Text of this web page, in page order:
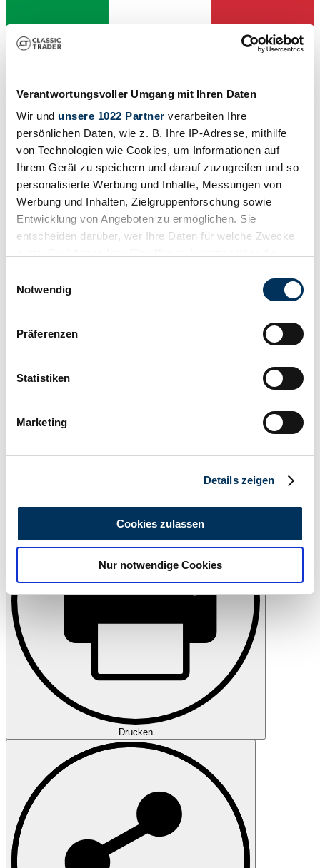
Verantwortungsvoller Umgang mit Ihren Daten
Wir und unsere 1022 Partner verarbeiten Ihre
persönlichen Daten, wie z. B. Ihre IP-Adresse, mithilfe
von Technologien wie Cookies, um Informationen auf
Ihrem Gerät zu speichern und darauf zuzugreifen und so
personalisierte Werbung und Inhalte, Messungen von
Werbung und Inhalten, Zielgruppenforschung sowie
Entwicklung von Angeboten zu ermöglichen. Sie
entscheiden darüber, wer Ihre Daten für welche Zwecke
Trigger Symbol ändern oder widerrufen
Informationen über Ihre geografische Lage
können
bestimmten Merkmalen (Fingerprinting) identifizieren
Erfahren Sie mehr darüber, wie Ihre persönlichen Daten
analysieren. Außerdem geben wir Informationen zu Ihrer
Verwendung unserer Website an unsere Partner für
soziale Medien, Werbung und Analysen weiter. Unsere
Partner führen diese Informationen möglicherweise mit
weiteren Daten zusammen, die Sie ihnen bereitgestellt
haben oder die sie im Rahmen Ihrer Nutzung der Dienste
gesammelt haben.
Notwendig
Präferenzen
Statistiken
Marketing
Details zeigen
Cookies zulassen
Nur notwendige Cookies
Händler
Drucken